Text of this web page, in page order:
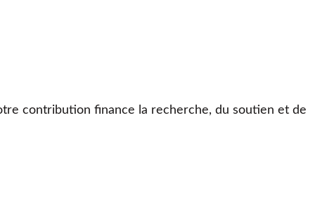
contribution finance la recherche, du soutien et de